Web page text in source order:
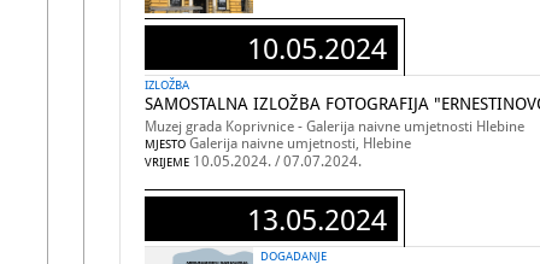
10.05.2024
IZLOŽBA
SAMOSTALNA IZLOŽBA FOTOGRAFIJA
Muzej grada Koprivnice - Galerija naivne umjetnosti Hlebine
MJESTO Galerija naivne umjetnosti, Hlebine
VRIJEME 10.05.2024. / 07.07.2024.
13.05.2024
DOGADANJE